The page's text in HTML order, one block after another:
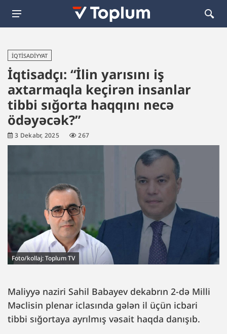
İQTISADIYYAT
İqtisadçı: “İlin yarısını iş
axtarmaqla keçirən insanlar
tibbi sığorta haqqını necə
ödəyəcək?”
3 Dekabr, 2025 267
Foto/kollaj: Toplum TV
Maliyyə naziri Sahil Babayev dekabrın 2-də Milli
Məclisin plenar iclasında gələn il üçün icbari
tibbi sığortaya ayrılmış vəsait haqda danışıb.